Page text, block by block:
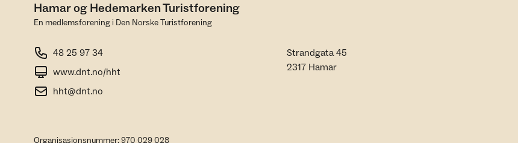
Hamar og Hedemarken Turistforening
En medlemsforening i Den Norske Turistforening
48 25 97 34
www.dnt.no/hht
hht@dnt.no
Strandgata 45
2317 Hamar
Organisasjonsnummer: 970 029 028